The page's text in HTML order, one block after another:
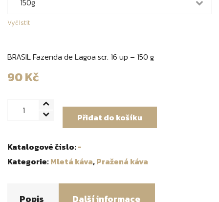
Vyčistit
BRASIL Fazenda de Lagoa scr. 16 up – 150 g
90Kč
BRASIL
Lagoa
scr.
mletá
Přidat do košíku
Katalogové číslo:-
Kategorie:Mletá káva,Pražená káva
Popis Další informace